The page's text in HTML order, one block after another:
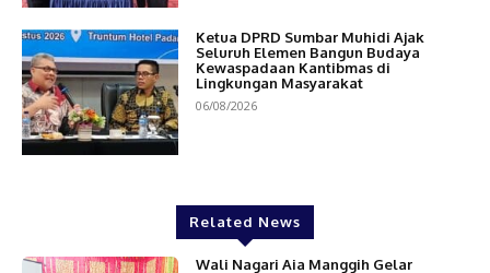
Ketua DPRD Sumbar Muhidi Ajak
Seluruh Elemen Bangun Budaya
Kewaspadaan Kantibmas di
Lingkungan Masyarakat
06/08/2026
Related News
Wali Nagari Aia Manggih Gelar